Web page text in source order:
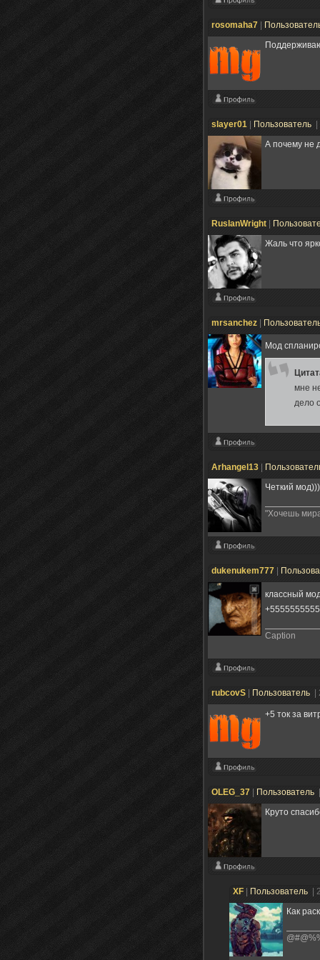
rosomaha7
slayer01 Пользователь
А почему не
RuslanWright
Жаль что
mrsanchez
Мод
мне
дело
Arhangel13
Четкий мод)))
"Хочешь
dukenukem777
классный
Caption
rubcovS Пользователь
+5 ток за
OLEG_37 Пользователь
Круто
XF Пользователь
|
Как